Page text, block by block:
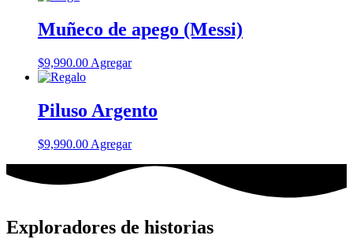
Muñeco de apego (Messi)
$9,990.00 Agregar
Piluso Argento
$9,990.00 Agregar
Exploradores de historias